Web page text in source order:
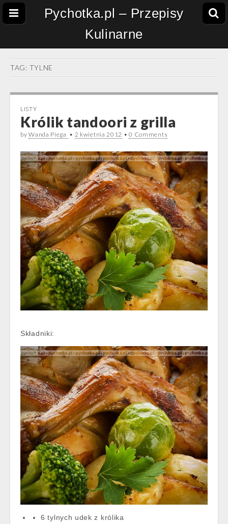
Pychotka.pl – Przepisy
Kulinarne
TAG: TYLNE
LISTY
Królik tandoori z grilla
byWanda Piega • 2 kwietnia 2012 •0 Comments
Składniki:
6 tylnych udek z królika